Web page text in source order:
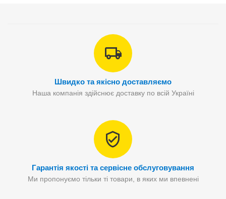
Швидко та якісно доставляємо
Наша компанія здійснює доставку по всій Україні
Гарантія якості та сервісне обслуговування
Ми пропонуємо тільки ті товари, в яких ми впевнені